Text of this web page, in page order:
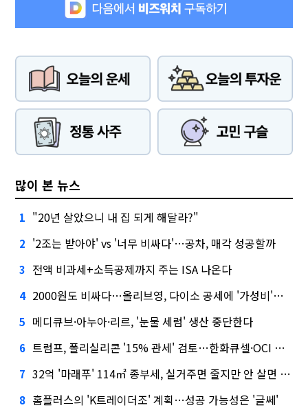
많이 본 뉴스
1 "20년 살았으니 내 집 되게 해달라?"
2 '2조는 받아야' vs '너무 비싸다'…공차, 매각 성공할까
3 전액 비과세+소득공제까지 주는 ISA 나온다
4 2000원도 비싸다…올리브영, 다이소 공세에 '가성비'로 맞불
5 메디큐브·아누아·리르, '눈물 세럼' 생산 중단한다
6 트럼프, 폴리실리콘 '15% 관세' 검토…한화큐셀·OCI 영향은?
7 32억 '마래푸' 114㎡ 종부세, 실거주면 줄지만 안 살면 2.5배
8 홈플러스의 'K트레이더조' 계획…성공 가능성은 '글쎄'